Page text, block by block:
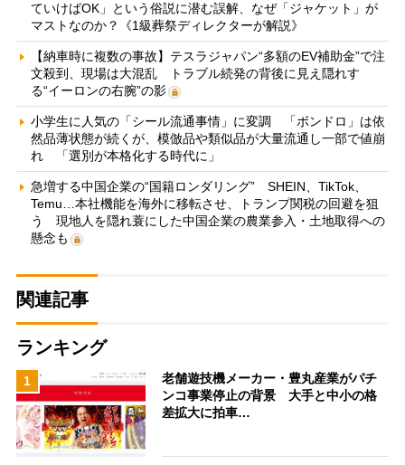
ていけばOK」という俗説に潜む誤解、なぜ「ジャケット」が
マストなのか？《1級葬祭ディレクターが解説》
【納車時に複数の事故】テスラジャパン“多額のEV補助金”で注
文殺到、現場は大混乱 トラブル続発の背後に見え隠れす
る“イーロンの右腕”の影
小学生に人気の「シール流通事情」に変調 「ボンドロ」は依
然品薄状態が続くが、模倣品や類似品が大量流通し一部で値崩
れ 「選別が本格化する時代に」
急増する中国企業の“国籍ロンダリング” SHEIN、TikTok、
Temu…本社機能を海外に移転させ、トランプ関税の回避を狙
う 現地人を隠れ蓑にした中国企業の農業参入・土地取得への
懸念も
関連記事
ランキング
1
老舗遊技機メーカー・豊丸産業がパチ
ンコ事業停止の背景 大手と中小の格
差拡大に拍車…